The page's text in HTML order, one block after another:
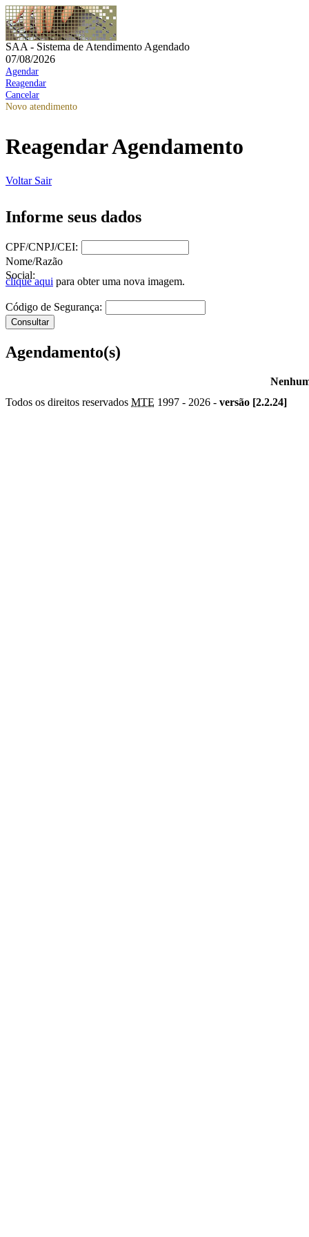
SAA - Sistema de Atendimento Agendado
07/08/2026
Agendar
Reagendar
Cancelar
Novo atendimento
Reagendar Agendamento
Voltar Sair
Informe seus dados
CPF/CNPJ/CEI:
Nome/Razão
Social:
clique aqui para obter uma nova imagem.
Código de Segurança:
Agendamento(s)
Todos os direitos reservados MTE 1997 - 2026 - versão [2.2.24]